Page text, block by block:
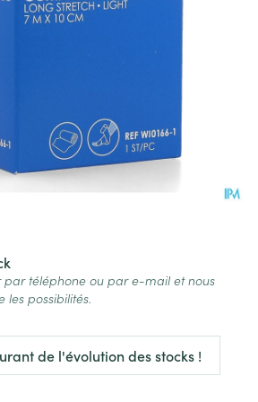
de l'évolution des stocks !
par téléphone ou par e-mail et nous
les possibilités.